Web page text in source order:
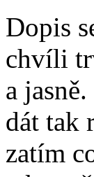
Dopis
chvíli
a
dát tak
zatím